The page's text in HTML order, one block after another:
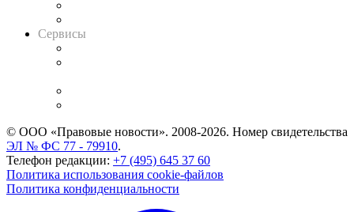
Сервисы
© ООО «Правовые новости». 2008-2026. Номер свидетельства
ЭЛ № ФС 77 - 79910.
Телефон редакции: +7 (495) 645 37 60
Политика использования cookie-файлов
Политика конфиденциальности